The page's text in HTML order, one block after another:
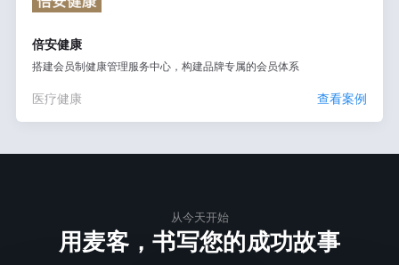
倍安健康
搭建会员制健康管理服务中心，构建品牌专属的会员体系
医疗健康 查看案例
从今天开始
用麦客，书写您的成功故事